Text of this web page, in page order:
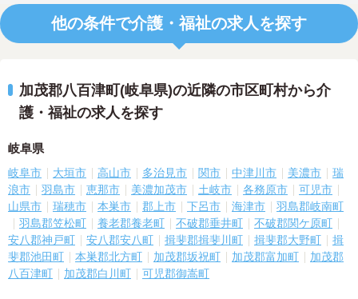
他の条件で介護・福祉の求人を探す
加茂郡八百津町(岐阜県)の近隣の市区町村から介
護・福祉の求人を探す
岐阜県
岐阜市 大垣市 高山市 多治見市 関市 中津川市 美濃市
瑞
浪市
羽島市 恵那市 美濃加茂市 土岐市 各務原市
可児市
山県市
瑞穂市 本巣市 郡上市 下呂市 海津市
羽島郡岐南町
羽島郡笠松町
養老郡養老町 不破郡垂井町
不破郡関ケ原町
安八郡神戸町
安八郡安八町 揖斐郡揖斐川町 揖斐郡大野町
揖
斐郡池田町
本巣郡北方町 加茂郡坂祝町 加茂郡富加町
加茂郡
八百津町
加茂郡白川町 可児郡御嵩町